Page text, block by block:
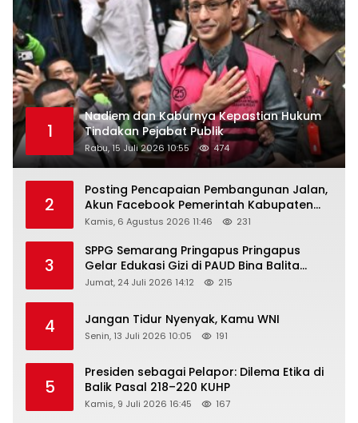
1
Nadiem dan Kaburnya Kepastian Hukum
Tindakan Pejabat Publik
Rabu, 15 Juli 2026 10:55 474
2
Posting Pencapaian Pembangunan Jalan,
Akun Facebook Pemerintah Kabupaten
Rembang “Dirujak” Warganet
Kamis, 6 Agustus 2026 11:46 231
3
SPPG Semarang Pringapus Pringapus
Gelar Edukasi Gizi di PAUD Bina Balita
Peringati Hari Anak Nasional 2026
Jumat, 24 Juli 2026 14:12 215
4 Jangan Tidur Nyenyak, Kamu WNI
Senin, 13 Juli 2026 10:05 191
5
Presiden sebagai Pelapor: Dilema Etika di
Balik Pasal 218–220 KUHP
Kamis, 9 Juli 2026 16:45 167